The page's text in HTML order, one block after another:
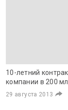
10-летний
компании в 200
29 августа 2013